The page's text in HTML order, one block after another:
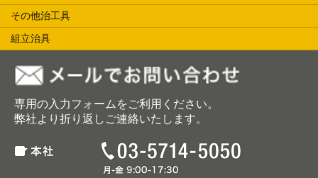
その他治工具
組立治具
専用の入力フォームをご利用ください。
弊社より折り返しご連絡いたします。